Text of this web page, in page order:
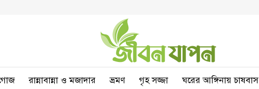
রান্নাবান্না ও মজাদার ভ্রমণ গৃহ সজ্জা ঘরের আঙ্গিনায় চাষবাস